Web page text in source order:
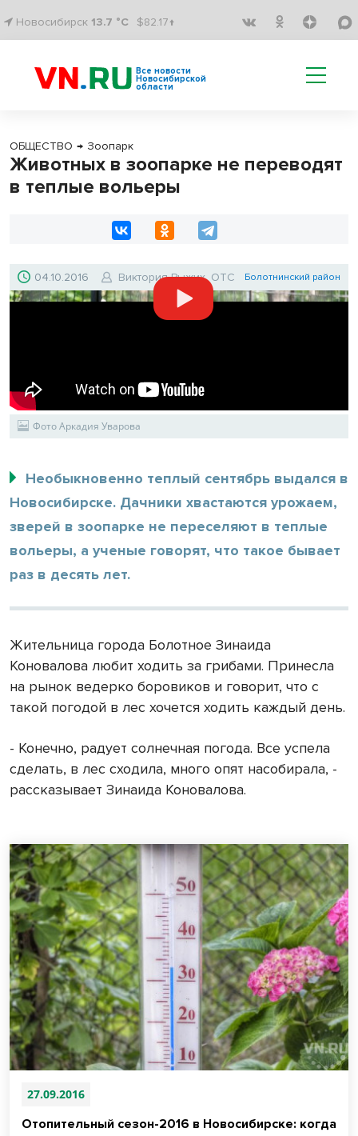
Новосибирск 13.7 °C $82.17↑
Все новости
Новосибирской
области
ОБЩЕСТВО → Зоопарк
Животных в зоопарке не переводят
в теплые вольеры
04.10.2016 Виктория Рыжих, ОТС Болотнинский район
Фото Аркадия Уварова
Необыкновенно теплый сентябрь выдался в
Новосибирске. Дачники хвастаются урожаем,
зверей в зоопарке не переселяют в теплые
вольеры, а ученые говорят, что такое бывает
раз в десять лет.
Жительница города Болотное Зинаида
Коновалова любит ходить за грибами. Принесла
на рынок ведерко боровиков и говорит, что с
такой погодой в лес хочется ходить каждый день.
- Конечно, радует солнечная погода. Все успела
сделать, в лес сходила, много опят насобирала, -
рассказывает Зинаида Коновалова.
27.09.2016
Отопительный сезон-2016 в Новосибирске: когда